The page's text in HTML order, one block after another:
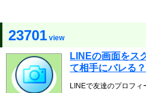
23701 view
LINEの画面をス
て相手にバレる？
LINEで友達のプロフ